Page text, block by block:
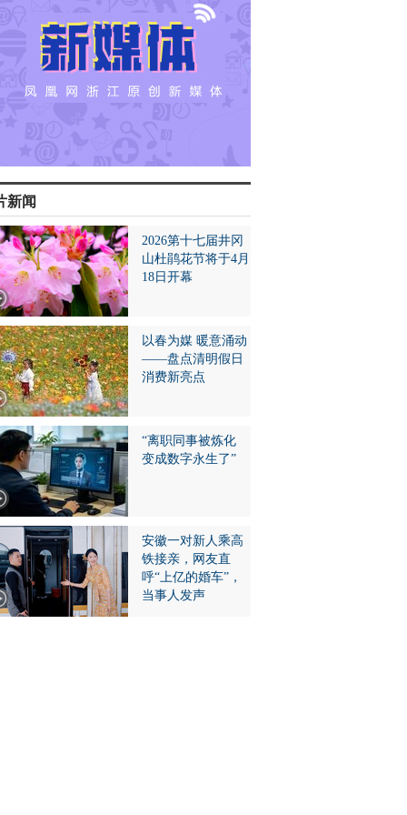
新闻
2026第十七届井冈
山杜鹃花节将于4月
18日开幕
以春为媒 暖意涌动
——盘点清明假日
消费新亮点
“离职同事被炼化
变成数字永生了”
安徽一对新人乘高
铁接亲，网友直
呼“上亿的婚车”，
当事人发声